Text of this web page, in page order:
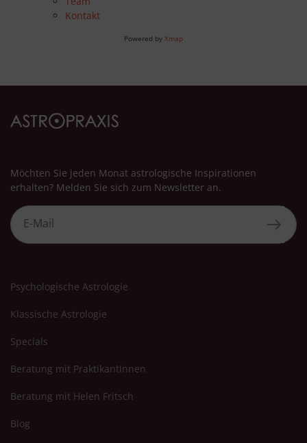
Kontakt
Powered by Xmap
Möchten Sie jeden Monat astrologische Inspirationen
erhalten? Melden Sie sich zum Newsletter an.
Psychologische Astrologie
Klassische Astrologie
Specials
Beratung mit PraktikantInnen
Beratung mit Helen Fritsch
Blog